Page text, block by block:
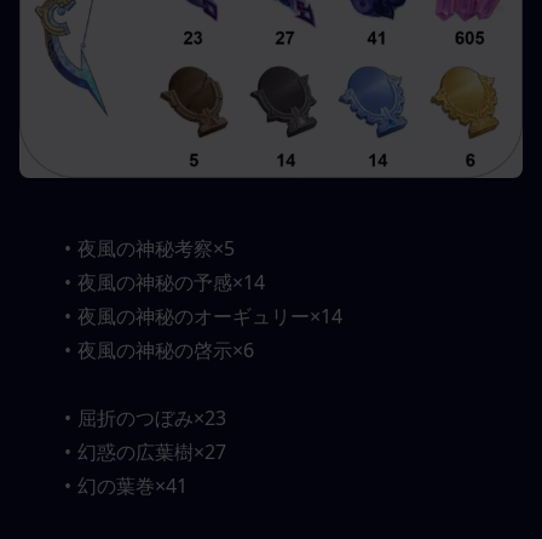
夜風の神秘考察×5
夜風の神秘の予感×14
夜風の神秘のオーギュリー×14
夜風の神秘の啓示×6
屈折のつぼみ×23
幻惑の広葉樹×27
幻の葉巻×41